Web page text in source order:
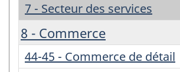
7 - Secteur des services
8 - Commerce
44-45 - Commerce de détail